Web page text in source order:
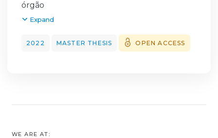
órgão
de gestão, com o intuito de levar a cabo o
melhoramento do alcance dos objetivos
previamente definidos e metas da entidade.
entidade planeia, organiza e dirige os seus
Expand
2022 MASTER THESIS OPEN ACCESS
WE ARE AT: